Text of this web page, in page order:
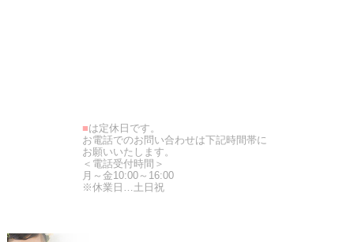
■は定休日です。
お電話でのお問い合わせは下記時間帯に
お願いいたします。
＜電話受付時間＞
月～金10:00～16:00
※休業日…土日祝